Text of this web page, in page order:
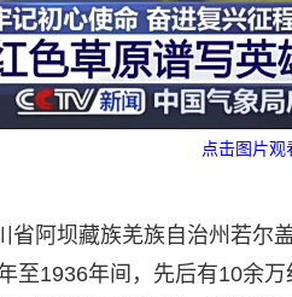
点击图片观
省阿坝藏族羌族自治州若尔
至1936年间，先后有10余